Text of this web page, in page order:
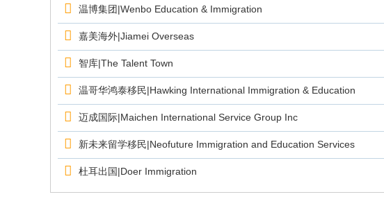
温博集团|Wenbo Education & Immigration
嘉美海外|Jiamei Overseas
智库|The Talent Town
温哥华鸿泰移民|Hawking International Immigration & Education
迈成国际|Maichen International Service Group Inc
新未来留学移民|Neofuture Immigration and Education Services
杜耳出国|Doer Immigration